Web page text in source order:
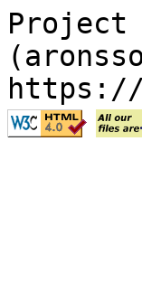
Project
https://